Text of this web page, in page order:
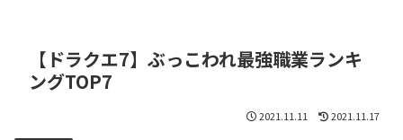
【ドラクエ7】ぶっこわれ最強職業ランキ
ングTOP7
2021.11.11 2021.11.17